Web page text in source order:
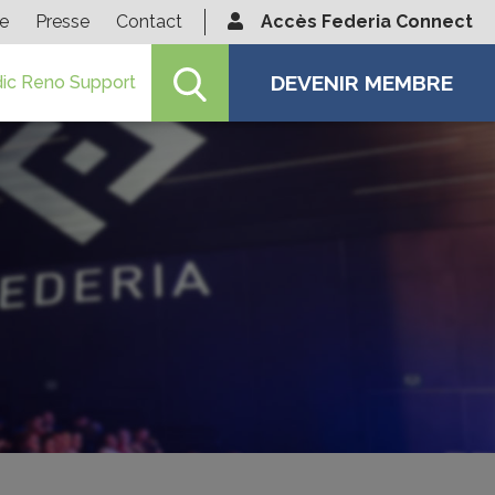
Presse Contact Accès Federia Connect
Reno Support DEVENIR MEMBRE